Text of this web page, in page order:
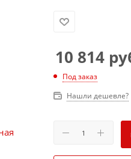
10 814
Под заказ
Нашли дешевле?